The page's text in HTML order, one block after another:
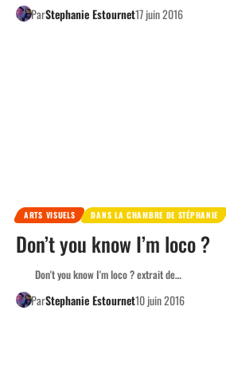
ParStephanie Estournet17 juin 2016
ARTS VISUELS DANS LA CHAMBRE DE STÉPHANIE
Don’t you know I’m loco ?
Don't you know I'm loco ? extrait de…
ParStephanie Estournet10 juin 2016